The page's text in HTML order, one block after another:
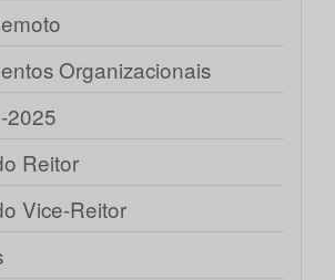
Organizacionais
2025
Reitor
Vice-Reitor